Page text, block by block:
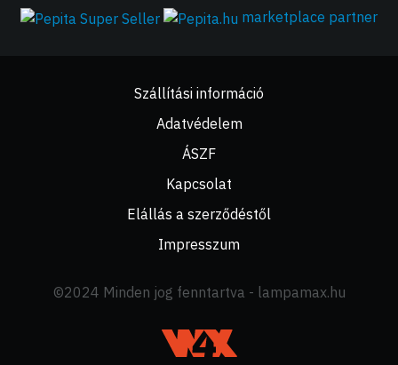
marketplace partner
Szállítási információ
Adatvédelem
ÁSZF
Kapcsolat
Elállás a szerződéstől
Impresszum
©2024 Minden jog fenntartva - lampamax.hu